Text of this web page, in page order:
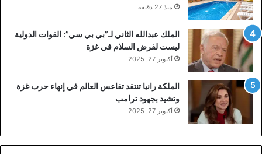
منذ 27 دقيقة
الملك عبدالله الثاني لـ”بي بي سي”: القوات الدولية
ليست لفرض السلام في غزة
أكتوبر 27, 2025
الملكة رانيا تنتقد تقاعس العالم في إنهاء حرب غزة
وتشيد بجهود ترامب
أكتوبر 27, 2025